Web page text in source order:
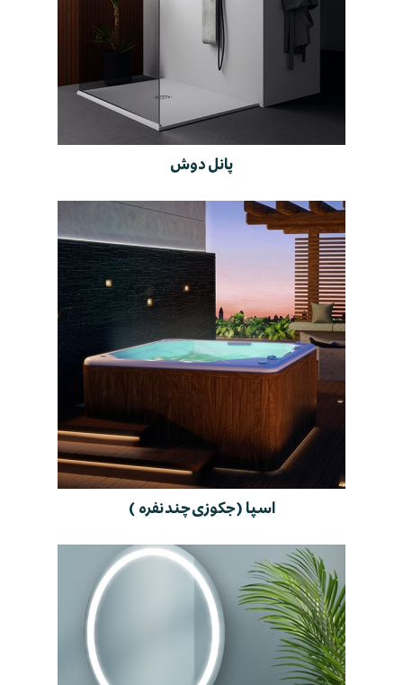
پانل دوش
اسپا ( جکوزی چند نفره )